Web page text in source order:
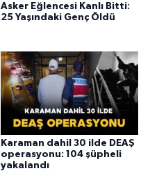
Asker Eğlencesi Kanlı Bitti:
25 Yaşındaki Genç Öldü
Karaman dahil 30 ilde DEAŞ
operasyonu: 104 şüpheli
yakalandı